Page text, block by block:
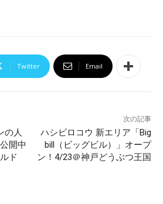
Twitter Email
の人
開中
ド
次の記事
ハシビロコウ 新エリア「Big
bill（ビッグビル）」オープ
ン！4/23＠神戸どうぶつ王国